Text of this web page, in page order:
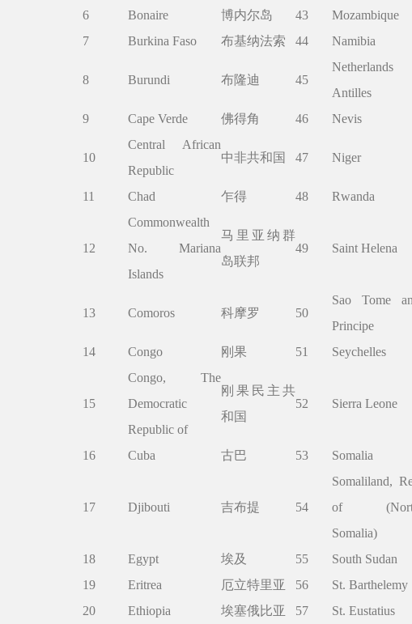
6
Bonaire 博内尔岛 43 Mozambique
7
Burkina Faso 布基纳法索 44 Namibia
8 Burundi 布隆迪 45
Netherlands
Antilles
9
Cape Verde 佛得角 46 Nevis
10
Central African
Republic
中非共和国 47 Niger
11 Chad 乍得 48 Rwanda
12
Commonwealth
No. Mariana
Islands
马里亚纳群
岛联邦
49 Saint Helena
13 Comoros 科摩罗 50
Sao Tome
Principe
14
Congo 刚果 51 Seychelles
15
Congo, The
Democratic
Republic of
刚果民主共
和国
52 Sierra Leone
16 Cuba 古巴 53 Somalia
17 Djibouti 吉布提 54
Somaliland,
of
Somalia)
18
Egypt 埃及 55 South Sudan
19
Eritrea 厄立特里亚 56 St. Barthelemy
20
Ethiopia 埃塞俄比亚 57 St. Eustatius